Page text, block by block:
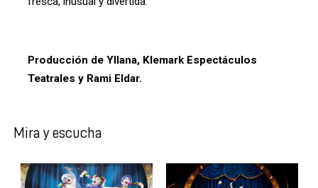
Producción de Yllana, Klemark Espectáculos
Teatrales y Rami Eldar.
Mira y escucha